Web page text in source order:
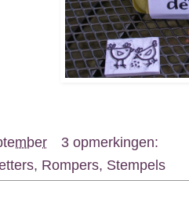
3 opmerkingen:
, Rompers, Stempels